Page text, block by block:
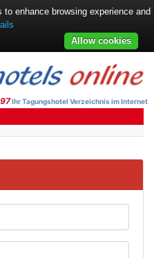
Ihr Tagungshotel Verzeichnis im Internet
enhance browsing experience and
Allow cookies